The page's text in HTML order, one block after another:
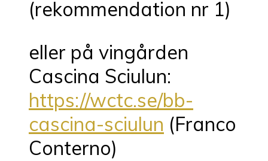
(rekommendation nr 1)
eller på vingården
Cascina Sciulun:
https://wctc.se/bb-
cascina-sciulun (Franco
Conterno)